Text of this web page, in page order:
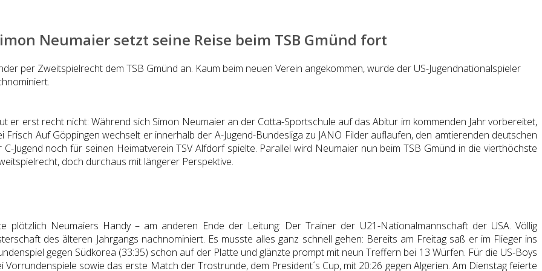
Neumaier setzt seine Reise beim TSB Gmünd fort
per Zweitspielrecht dem TSB Gmünd an. Kaum beim neuen Verein angekommen, wurde der US-Jugendnationalspieler
er erst recht nicht: Während sich Simon Neumaier an der Cotta-Sportschule auf das Abitur im kommenden Jahr vorbereitet,
Auf Göppingen wechselt er innerhalb der A-Jugend-Bundesliga zu JANO Filder auflaufen, den amtierenden deutschen
Jugend noch für seinen Heimatverein TSV Alfdorf spielte. Parallel wird Neumaier nun beim TSB Gmünd in die vierthöchste
doch durchaus mit längerer Perspektive.
plötzlich Neumaiers Handy – am anderen Ende der Leitung: Der Trainer der U21-Nationalmannschaft der USA. Völlig
des älteren Jahrgangs nachnominiert. Es musste alles ganz schnell gehen: Bereits am Freitag saß er im Flieger ins
gegen Südkorea (33:35) schon auf der Platte und glänzte prompt mit neun Treffern bei 13 Würfen. Für die US-Boys
sowie das erste Match der Trostrunde, dem President´s Cup, mit 20:26 gegen Algerien. Am Dienstag feierte